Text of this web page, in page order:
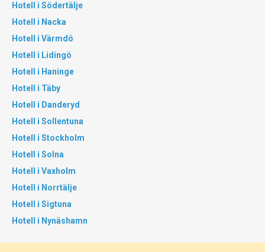
Hotell i Södertälje
Hotell i Nacka
Hotell i Värmdö
Hotell i Lidingö
Hotell i Haninge
Hotell i Täby
Hotell i Danderyd
Hotell i Sollentuna
Hotell i Stockholm
Hotell i Solna
Hotell i Vaxholm
Hotell i Norrtälje
Hotell i Sigtuna
Hotell i Nynäshamn